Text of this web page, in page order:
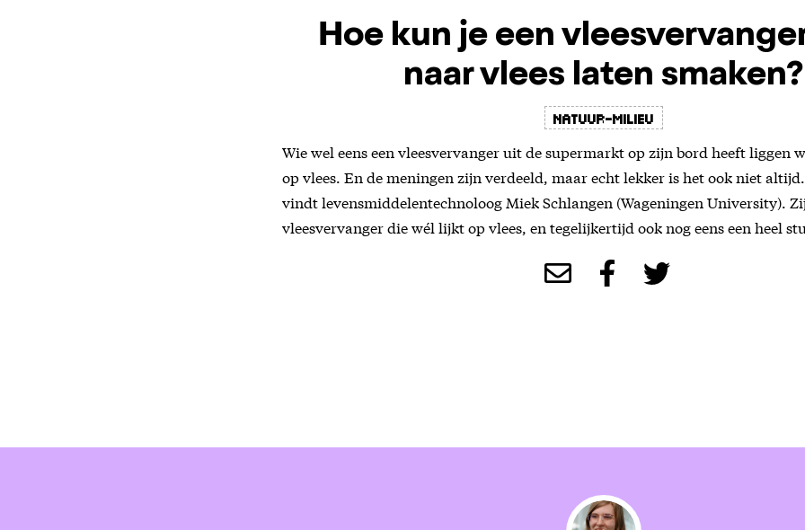
Hoe kun je een
naar vlees laten smaken?
natuur-milieu
Wie wel eens een vleesvervanger uit de supermarkt op zijn bord heeft liggen
op vlees. En de meningen zijn verdeeld, maar echt lekker is het ook niet
vindt levensmiddelentechnoloog Miek Schlangen (Wageningen University).
vleesvervanger die wél lijkt op vlees, en tegelijkertijd ook nog eens een heel